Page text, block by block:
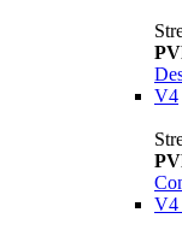
V4
V4